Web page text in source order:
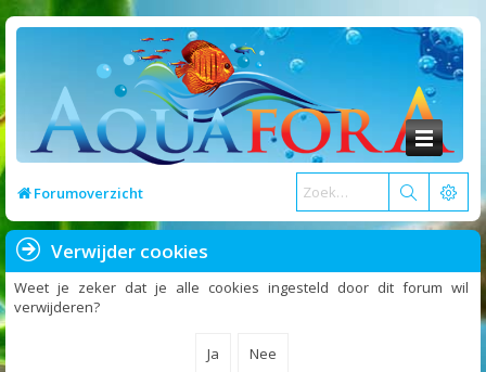
Forumoverzicht
Verwijder cookies
Weet je zeker dat je alle cookies ingesteld door dit forum wil
verwijderen?